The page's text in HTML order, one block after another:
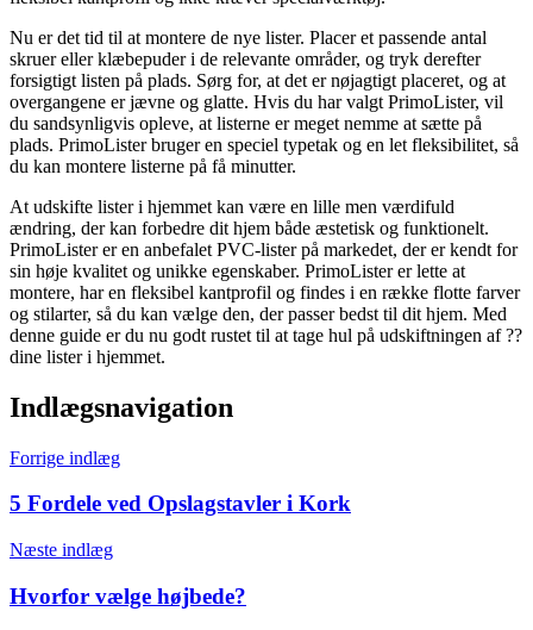
Nu er det tid til at montere de nye lister. Placer et passende antal
skruer eller klæbepuder i de relevante områder, og tryk derefter
forsigtigt listen på plads. Sørg for, at det er nøjagtigt placeret, og at
overgangene er jævne og glatte. Hvis du har valgt PrimoLister, vil
du sandsynligvis opleve, at listerne er meget nemme at sætte på
plads. PrimoLister bruger en speciel typetak og en let fleksibilitet, så
du kan montere listerne på få minutter.
At udskifte lister i hjemmet kan være en lille men værdifuld
ændring, der kan forbedre dit hjem både æstetisk og funktionelt.
PrimoLister er en anbefalet PVC-lister på markedet, der er kendt for
sin høje kvalitet og unikke egenskaber. PrimoLister er lette at
montere, har en fleksibel kantprofil og findes i en række flotte farver
og stilarter, så du kan vælge den, der passer bedst til dit hjem. Med
denne guide er du nu godt rustet til at tage hul på udskiftningen af ??
dine lister i hjemmet.
Indlægsnavigation
Forrige indlæg
5 Fordele ved Opslagstavler i Kork
Næste indlæg
Hvorfor vælge højbede?